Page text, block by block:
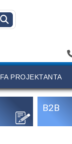
PROJEKTANTA
B2B